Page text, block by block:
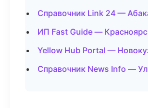
Справочник Link 24 —
ИП Fast Guide —
Yellow Hub Portal —
Справочник News Info —